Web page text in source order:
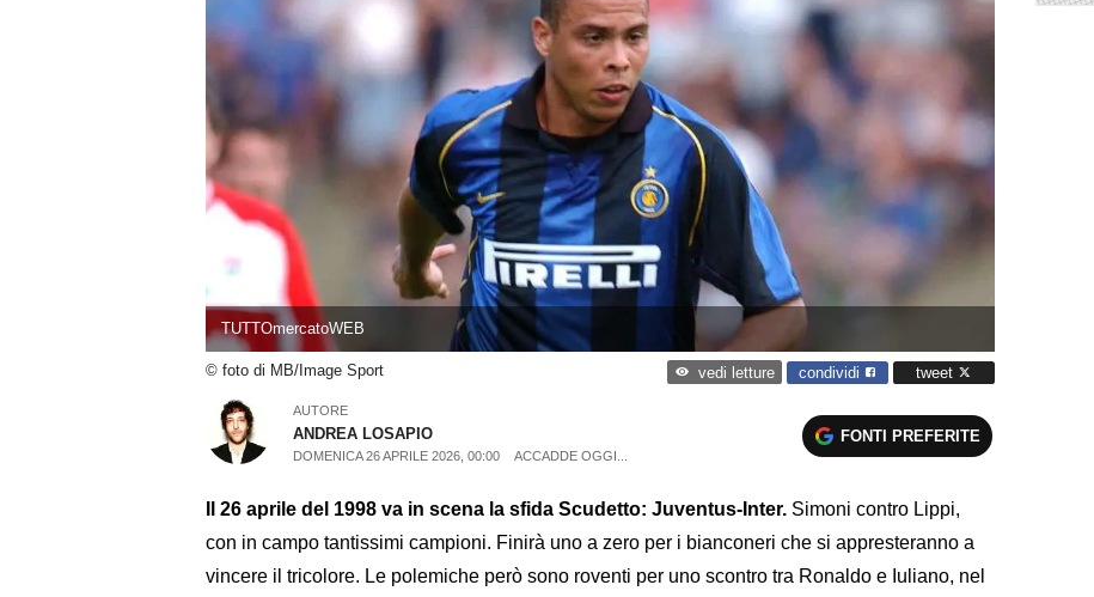
TUTTOmercatoWEB
© foto di MB/Image Sport vedi letture condividi tweet
AUTORE
ANDREA LOSAPIO
DOMENICA 26 APRILE 2026, 00:00 ACCADDE OGGI...
FONTI PREFERITE
Il 26 aprile del 1998 va in scena la sfida Scudetto: Juventus-Inter. Simoni contro Lippi,
con in campo tantissimi campioni. Finirà uno a zero per i bianconeri che si appresteranno a
vincere il tricolore. Le polemiche però sono roventi per uno scontro tra Ronaldo e Iuliano, nel